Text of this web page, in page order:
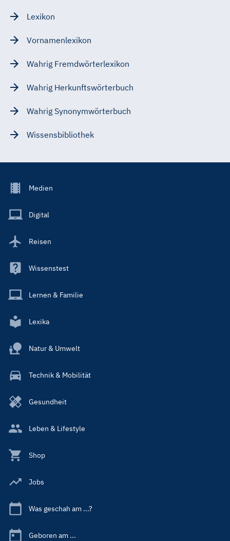
Lexikon
Vornamenlexikon
Wahrig Fremdwörterlexikon
Wahrig Herkunftswörterbuch
Wahrig Synonymwörterbuch
Wissensbibliothek
Footer
Main
Medien
Digital
Reisen
Wissenstest
Lernen & Familie
Lexika
Natur & Umwelt
Technik & Mobilität
Gesundheit
Leben & Lifestyle
Shop
Jobs
Was geschah am ...?
Geboren am ...